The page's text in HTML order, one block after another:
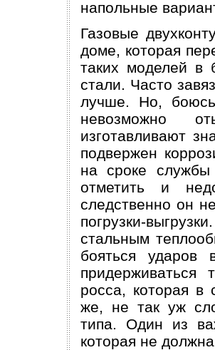
напольные
Газовые
доме, которая
таких моделей в
стали. Часто
лучше. Но,
невозможно
изготавливают
подвержен
на сроке службы
отметить и
следственно он
погрузки-
стальным
бояться ударов
придерживаться
росса, которая
же, не так уж
типа. Один из
которая не